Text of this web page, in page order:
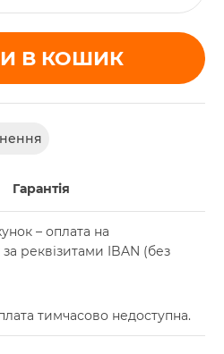
В КОШИК
Гарантія
– оплата на
реквізитами IBAN (без
тимчасово недоступна.